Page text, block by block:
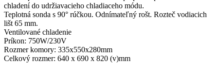
chladení do udržiavacieho chladiaceho módu.
Teplotná sonda s 90° rúčkou. Odnímateľný rošt. Rozteč vodiacich
lišt 65 mm.
Ventilované chladenie
Príkon: 750W/230V
Rozmer komory: 335x550x280mm
Celkový rozmer: 640 x 690 x 820 (v)mm